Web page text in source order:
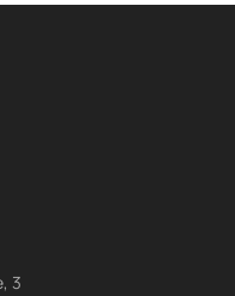
3